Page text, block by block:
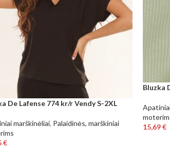
De Lafense 774 kr/r Vendy S-2XL
marškinėliai, Palaidinės, marškiniai
€
Bluzka
15,69€